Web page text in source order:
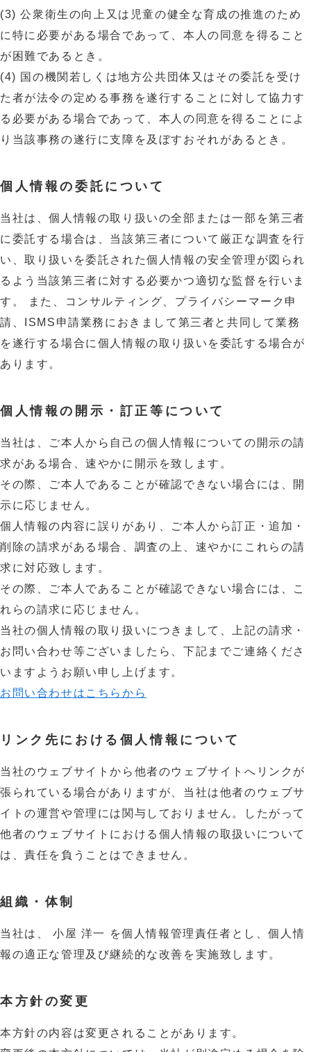
(3) 公衆衛生の向上又は児童の健全な育成の推進のため
に特に必要がある場合であって、本人の同意を得ること
が困難であるとき。
(4) 国の機関若しくは地方公共団体又はその委託を受け
た者が法令の定める事務を遂行することに対して協力す
る必要がある場合であって、本人の同意を得ることによ
り当該事務の遂行に支障を及ぼすおそれがあるとき。
個人情報の委託について
当社は、個人情報の取り扱いの全部または一部を第三者
に委託する場合は、当該第三者について厳正な調査を行
い、取り扱いを委託された個人情報の安全管理が図られ
るよう当該第三者に対する必要かつ適切な監督を行いま
す。 また、コンサルティング、プライバシーマーク申
請、ISMS申請業務におきまして第三者と共同して業務
を遂行する場合に個人情報の取り扱いを委託する場合が
あります。
個人情報の開示・訂正等について
当社は、ご本人から自己の個人情報についての開示の請
求がある場合、速やかに開示を致します。
その際、ご本人であることが確認できない場合には、開
示に応じません。
個人情報の内容に誤りがあり、ご本人から訂正・追加・
削除の請求がある場合、調査の上、速やかにこれらの請
求に対応致します。
その際、ご本人であることが確認できない場合には、こ
れらの請求に応じません。
当社の個人情報の取り扱いにつきまして、上記の請求・
お問い合わせ等ございましたら、下記までご連絡くださ
いますようお願い申し上げます。
お問い合わせはこちらから
リンク先における個人情報について
当社のウェブサイトから他者のウェブサイトへリンクが
張られている場合がありますが、当社は他者のウェブサ
イトの運営や管理には関与しておりません。したがって
他者のウェブサイトにおける個人情報の取扱いについて
は、責任を負うことはできません。
組織・体制
当社は、 小屋 洋一 を個人情報管理責任者とし、個人情
報の適正な管理及び継続的な改善を実施致します。
本方針の変更
本方針の内容は変更されることがあります。